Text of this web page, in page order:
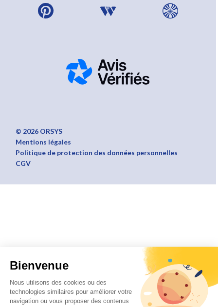
Bienvenue
Nous utilisons des cookies ou des
technologies similaires pour améliorer votre
navigation ou vous proposer des contenus
© 2026 ORSYS
Mentions légales
Politique de protection des données personnelles
CGV